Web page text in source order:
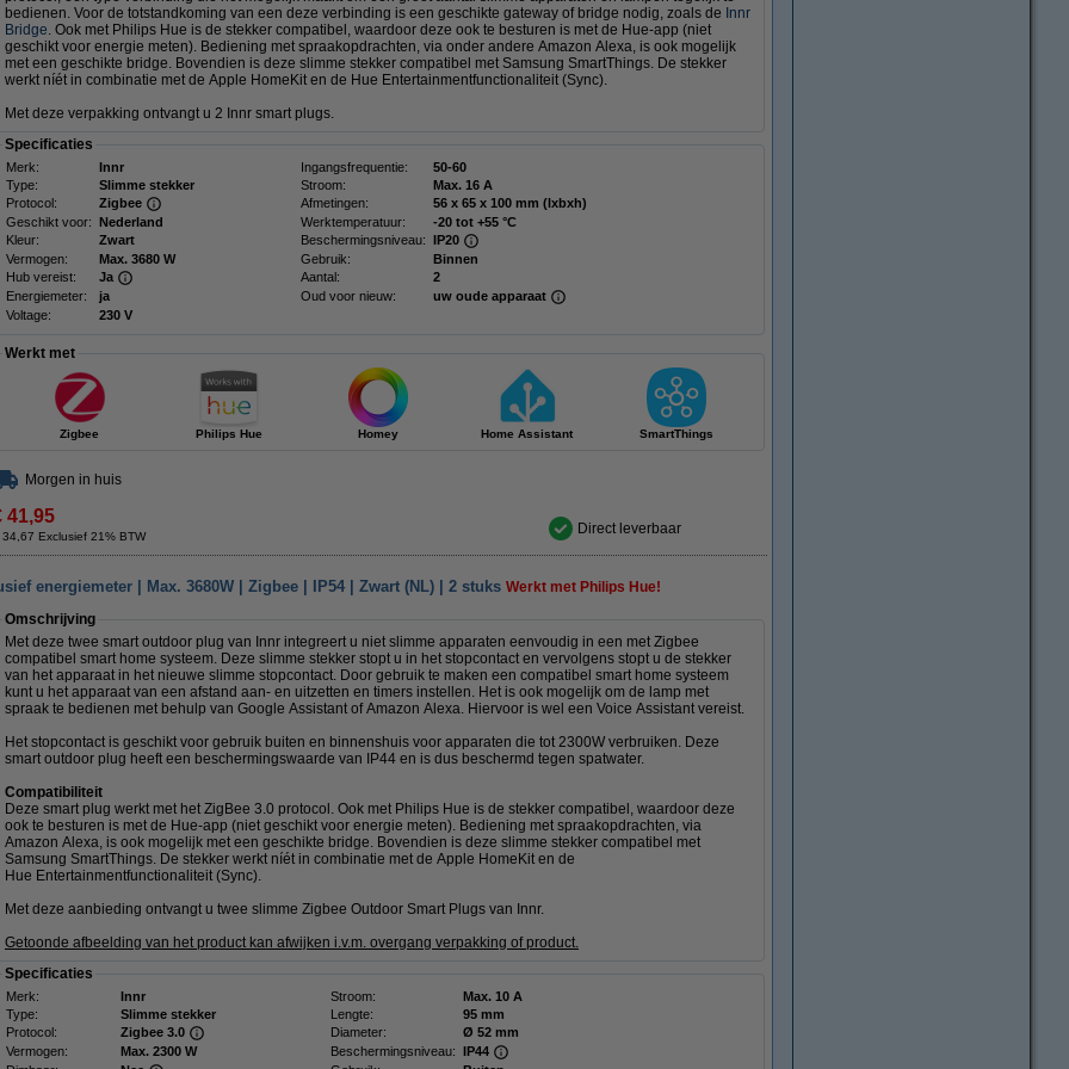
bedienen. Voor de totstandkoming van een deze verbinding is een geschikte gateway of bridge nodig, zoals de Innr
Bridge. Ook met Philips Hue is de stekker compatibel, waardoor deze ook te besturen is met de Hue-app (niet
geschikt voor energie meten). Bediening met spraakopdrachten, via onder andere Amazon Alexa, is ook mogelijk
met een geschikte bridge. Bovendien is deze slimme stekker compatibel met Samsung SmartThings. De stekker
werkt níét in combinatie met de Apple HomeKit en de Hue Entertainmentfunctionaliteit (Sync).
Met deze verpakking ontvangt u 2 Innr smart plugs.
Specificaties
Merk: Innr Ingangsfrequentie:
50-60
Type:
Slimme stekker Stroom:
Max. 16 A
Protocol:
Zigbee Afmetingen:
56 x 65 x 100 mm (lxbxh)
Geschikt voor: Nederland Werktemperatuur:
-20 tot +55 °C
Kleur:
Zwart Beschermingsniveau: IP20
Vermogen:
Max. 3680 W Gebruik:
Binnen
Hub vereist:
Ja Aantal:
2
Energiemeter:
ja Oud voor nieuw:
uw oude apparaat
Voltage:
230 V
Werkt met
Zigbee Philips Hue Homey Home Assistant SmartThings
Morgen in huis
41,95
34,67 Exclusief 21% BTW Direct leverbaar
energiemeter | Max. 3680W | Zigbee | IP54 | Zwart (NL) | 2 stuks Werkt met Philips Hue!
Omschrijving
Met deze twee smart outdoor plug van Innr integreert u niet slimme apparaten eenvoudig in een met Zigbee
compatibel smart home systeem. Deze slimme stekker stopt u in het stopcontact en vervolgens stopt u de stekker
van het apparaat in het nieuwe slimme stopcontact. Door gebruik te maken een compatibel smart home systeem
kunt u het apparaat van een afstand aan- en uitzetten en timers instellen. Het is ook mogelijk om de lamp met
spraak te bedienen met behulp van Google Assistant of Amazon Alexa. Hiervoor is wel een Voice Assistant vereist.
Het stopcontact is geschikt voor gebruik buiten en binnenshuis voor apparaten die tot 2300W verbruiken. Deze
smart outdoor plug heeft een beschermingswaarde van IP44 en is dus beschermd tegen spatwater.
Compatibiliteit
Deze smart plug werkt met het ZigBee 3.0 protocol. Ook met Philips Hue is de stekker compatibel, waardoor deze
ook te besturen is met de Hue-app (niet geschikt voor energie meten). Bediening met spraakopdrachten, via
Amazon Alexa, is ook mogelijk met een geschikte bridge. Bovendien is deze slimme stekker compatibel met
Samsung SmartThings. De stekker werkt níét in combinatie met de Apple HomeKit en de
Hue Entertainmentfunctionaliteit (Sync).
Met deze aanbieding ontvangt u twee slimme Zigbee Outdoor Smart Plugs van Innr.
Getoonde afbeelding van het product kan afwijken i.v.m. overgang verpakking of product.
Specificaties
Merk: Innr Stroom:
Max. 10 A
Type:
Slimme stekker Lengte:
95 mm
Protocol:
Zigbee 3.0 Diameter:
Ø 52 mm
Vermogen:
Max. 2300 W Beschermingsniveau: IP44